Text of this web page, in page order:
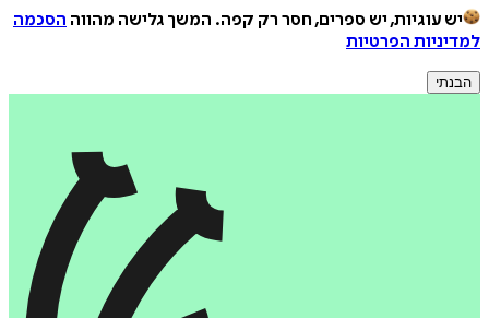
יש עוגיות, יש ספרים, חסר רק קפה. המשך גלישה מהווה הסכמה
למדיניות הפרטיות
הבנתי